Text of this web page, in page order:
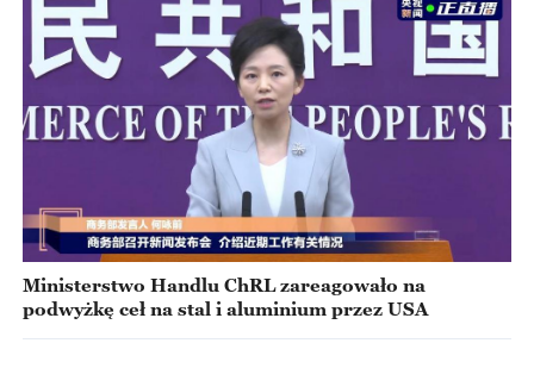
Ministerstwo Handlu ChRL zareagowało na
podwyżkę ceł na stal i aluminium przez USA